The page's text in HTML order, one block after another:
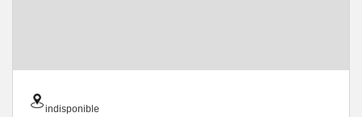
indisponible